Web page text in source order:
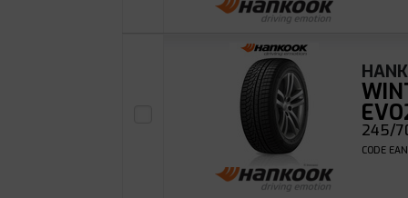
245/
CODE